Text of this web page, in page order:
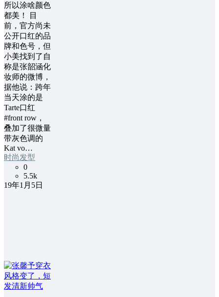
所以涂啥颜色
都美！ 目
前，官方尚未
公开口红的品
牌和色号，但
小美找到了自
称是张韶涵化
妆师的微博，
据他说：跨年
当天涂的是
Tarte口红
#front row，
叠加了很微量
带灰色调的
Kat vo…
时尚发型
0
5.5k
19年1月5日